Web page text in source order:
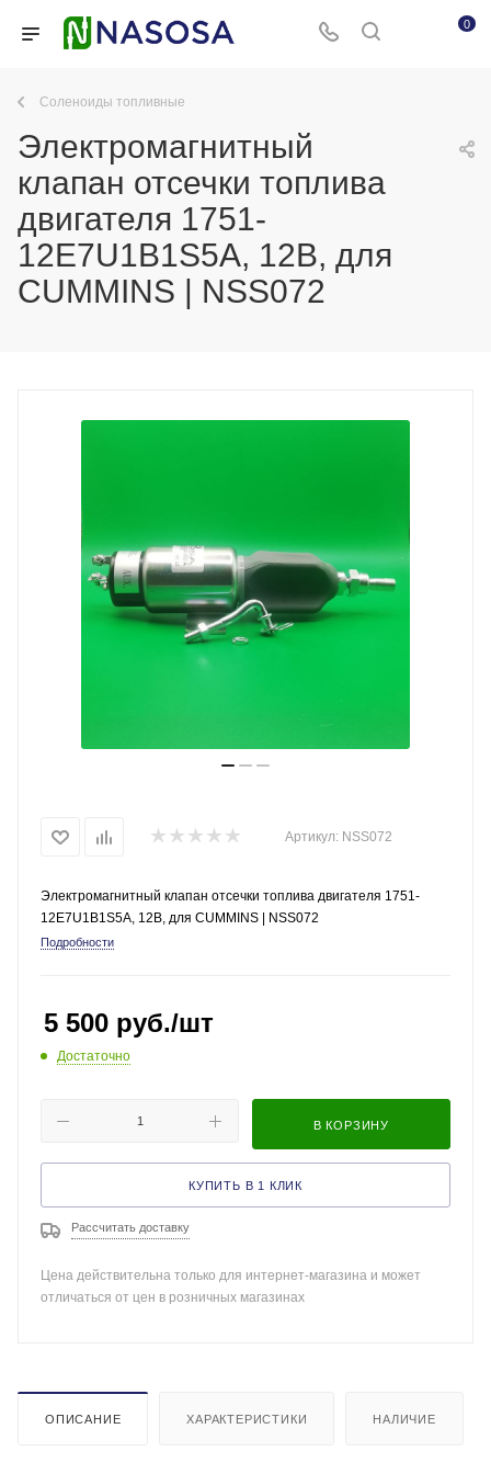
0
Соленоиды топливные
Электромагнитный
клапан отсечки топлива
двигателя 1751-
12E7U1B1S5A, 12В, для
СUMМINS | NSS072
Артикул: NSS072
Электромагнитный клапан отсечки топлива двигателя 1751-
12E7U1B1S5A, 12В, для СUMМINS | NSS072
Подробности
5 500 руб./шт
Достаточно
В КОРЗИНУ
КУПИТЬ В 1 КЛИК
Рассчитать доставку
Цена действительна только для интернет-магазина и может
отличаться от цен в розничных магазинах
ОПИСАНИЕ ХАРАКТЕРИСТИКИ НАЛИЧИЕ